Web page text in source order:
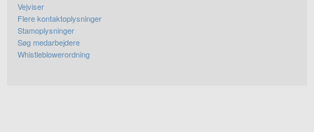
Vejviser
Flere kontaktoplysninger
Stamoplysninger
Søg medarbejdere
Whistleblowerordning